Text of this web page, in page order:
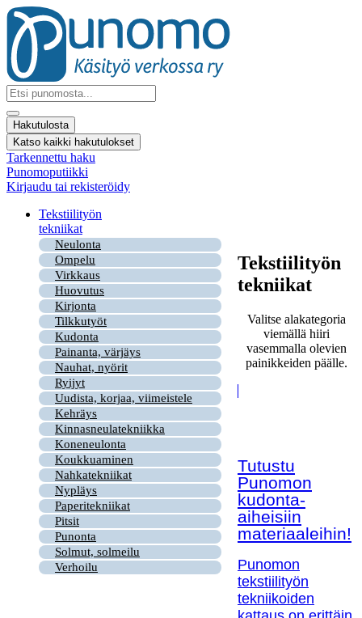
Mene
sisältöön
Search
...
Hakutulosta
Katso kaikki hakutulokset
Tarkennettu haku
Punomoputiikki
Kirjaudu tai rekisteröidy
Tekstiilityön
tekniikat
Neulonta
Ompelu
Virkkaus
Huovutus
Kirjonta
Tilkkutyöt
Kudonta
Painanta, värjäys
Nauhat, nyörit
Ryijyt
Uudista, korjaa, viimeistele
Kehräys
Kinnasneulatekniikka
Koneneulonta
Koukkuaminen
Nahkatekniikat
Nypläys
Paperitekniikat
Pitsit
Punonta
Solmut, solmeilu
Verhoilu
Tekstiilityön
tekniikat
Valitse alakategoria
viemällä hiiri
vasemmalla olevien
painikkeiden päälle.
Tutustu
Punomon
kudonta-
aiheisiin
materiaaleihin!
Punomon
tekstiilityön
tekniikoiden